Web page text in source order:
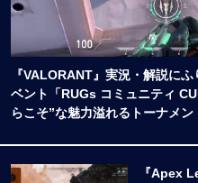
『VALORANT』実況・解説に
ベント「RUGs コミュニティ
らこそ”な魅力溢れるトーナメン
『Apex